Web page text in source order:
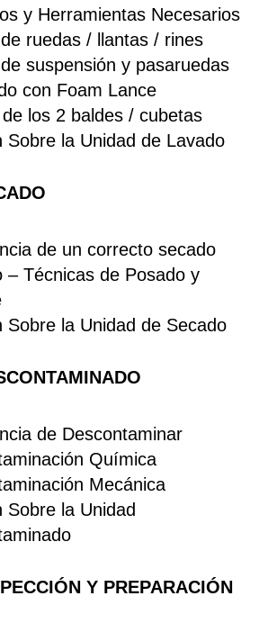
y Herramientas Necesarios
ruedas / llantas / rines
suspensión y pasaruedas
con Foam Lance
los 2 baldes / cubetas
Sobre la Unidad de Lavado
de un correcto secado
– Técnicas de Posado y
Sobre la Unidad de Secado
de Descontaminar
Química
Mecánica
Sobre la Unidad
Y PREPARACIÓN